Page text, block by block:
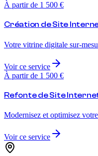
À partir de 1 500 €
Création de Site
Votre vitrine digitale sur-
Voir ce service
À partir de 1 500 €
Refonte de Site
Modernisez et optimisez
Voir ce service